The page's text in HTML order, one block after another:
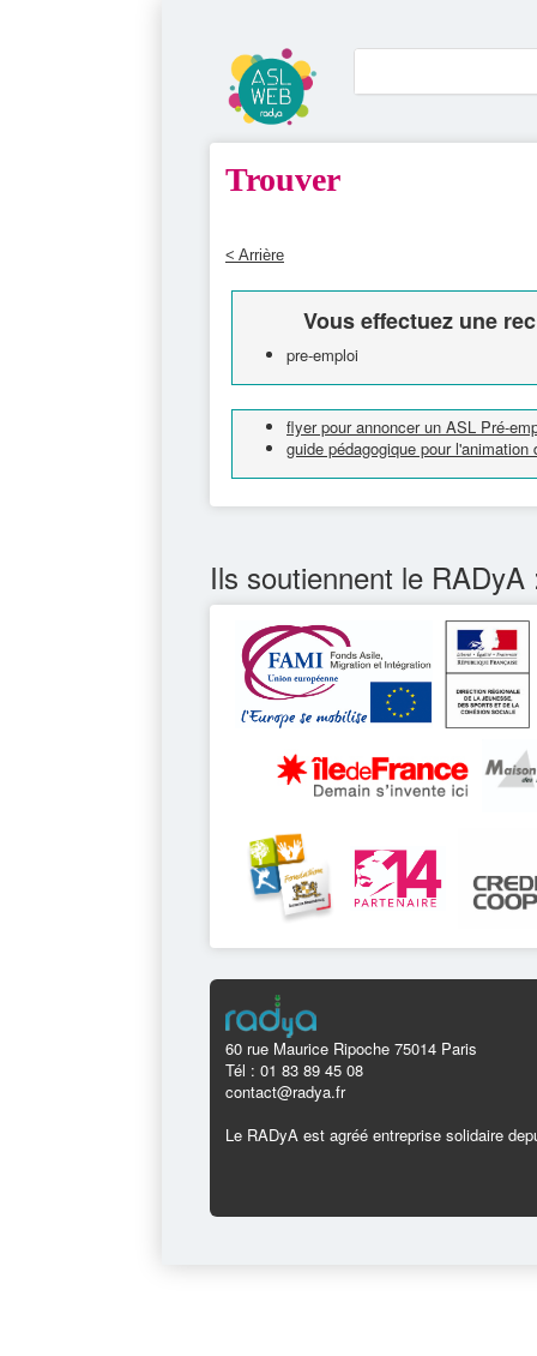
Trouver
< Arrière
Vous effectuez une
pre-emploi
flyer pour annoncer un ASL Pré-
guide pédagogique pour
Ils soutiennent le RADyA
60 rue Maurice Ripoche 75014 Paris
Tél : 01 83 89 45 08
contact@radya.fr
Le RADyA est agréé entreprise solidaire